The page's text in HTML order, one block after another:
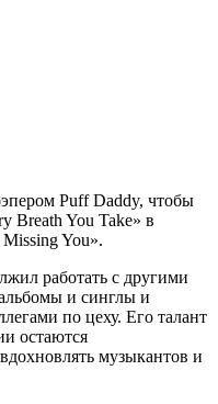
Puff Daddy, чтобы
Breath You Take» в
You».
работать с другими
и синглы и
по цеху. Его талант
остаются
музыкантов и